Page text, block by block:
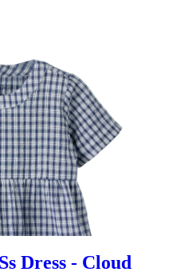
Dress - Cloud